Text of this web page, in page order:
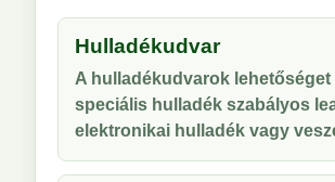
Hulladékudvar
A hulladékudvarok
speciális hulladék szabályos
elektronikai hulladék vagy